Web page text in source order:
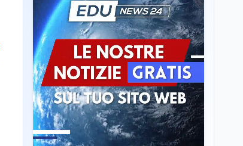
premier Meloni attesa a
Bari il 4 settembre per
celebrare il governo più
longevo dell’Italia
repubblicana
Cultura7 ago
Ravenna, il settembre
dantesco nel 705°
anniversario della morte
del Sommo Poeta
Cultura 7 ago
Franca Ghitti a Santa
Giulia: il quarto capitolo
dei Palcoscenici